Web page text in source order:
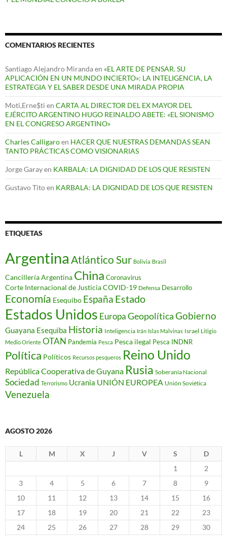
COMENTARIOS RECIENTES
Santiago Alejandro Mirandaen «EL ARTE DE PENSAR. SU
APLICACIÓN EN UN MUNDO INCIERTO»: LA INTELIGENCIA, LA
ESTRATEGIA Y EL SABER DESDE UNA MIRADA PROPIA
Moti,Erne$ti en CARTA AL DIRECTOR DEL EX MAYOR DEL
EJÉRCITO ARGENTINO HUGO REINALDO ABETE: «EL SIONISMO
EN EL CONGRESO ARGENTINO»
Charles Calligaroen HACER QUE NUESTRAS DEMANDAS SEAN
TANTO PRÁCTICAS COMO VISIONARIAS
Jorge Garayen KARBALA: LA DIGNIDAD DE LOS QUE RESISTEN
Gustavo Titoen KARBALA: LA DIGNIDAD DE LOS QUE RESISTEN
ETIQUETAS
Argentina Atlántico Sur Bolivia Brasil
Cancillería Argentina China Coronavirus
Corte Internacional de JusticiaCOVID-19 Defensa Desarrollo
Economía Esequibo España Estado
Estados Unidos EuropaGeopolíticaGobierno
Guayana Esequiba Historia Inteligencia Irán Islas Malvinas Israel Litigio
Medio Oriente OTAN Pandemia Pesca Pesca ilegal Pesca INDNR
Política Políticos Recursos pesqueros Reino Unido
República Cooperativa de Guyana Rusia Soberanía Nacional
Sociedad Terrorismo Ucrania UNIÓN EUROPEA Unión Soviética
Venezuela
AGOSTO 2026
L M X J V S
D
1
2
3
4 5 6 7 8
9
10
11 12 13 14 15
16
17
18 19 20 21 22
23
24
25 26 27 28 29
30